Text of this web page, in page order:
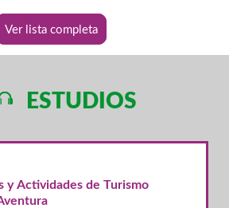
Ver lista completa
ESTUDIOS
y Actividades de Turismo